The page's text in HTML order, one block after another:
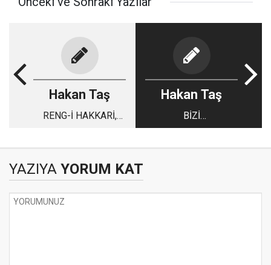
Hakan Taş
RENG-İ HAKKARİ,
Hakan Taş
BİZİ
ANIMSAYANLAR!
YAZIYA YORUM KAT